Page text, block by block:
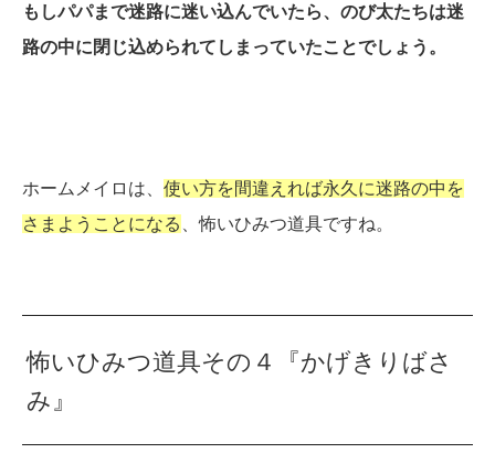
もしパパまで迷路に迷い込んでいたら、のび太たちは迷
路の中に閉じ込められてしまっていたことでしょう。
ホームメイロは、 使い方を間違えれば永久に迷路の中を
さまようことになる
、怖いひみつ道具ですね。
怖いひみつ道具その４『かげきりばさ
み』